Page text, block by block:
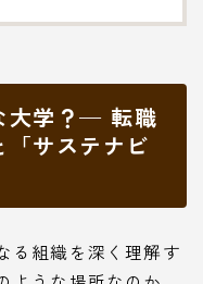
大学？— 転職
サステナビ
る組織を深く理解す